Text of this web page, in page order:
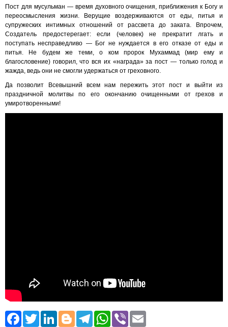
Пост для мусульман — время духовного очищения, приближения к Богу и
переосмысления жизни. Верущие воздерживаются от еды, питья и
супружеских интимных отношений от рассвета до заката. Впрочем,
Создатель предостерегает: если (человек) не прекратит лгать и
поступать несправедливо — Бог не нуждается в его отказе от еды и
питья. Не будем же теми, о ком пророк Мухаммад (мир ему и
благословение) говорил, что вся их «награда» за пост — только голод и
жажда, ведь они не смогли удержаться от греховного.
Да позволит Всевышний всем нам пережить этот пост и выйти из
праздничной молитвы по его окончанию очищенными от грехов и
умиротворенными!
Facebook
Twitter
LinkedIn
Blogger
Telegram
WhatsApp
Viber